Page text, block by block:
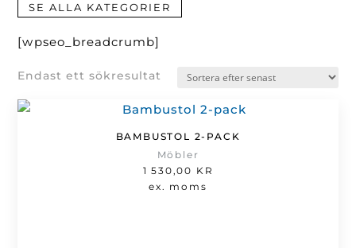
SE ALLA KATEGORIER
[wpseo_breadcrumb]
Endast ett sökresultat
BAMBUSTOL 2-PACK
Möbler
1 530,00 KR
ex. moms